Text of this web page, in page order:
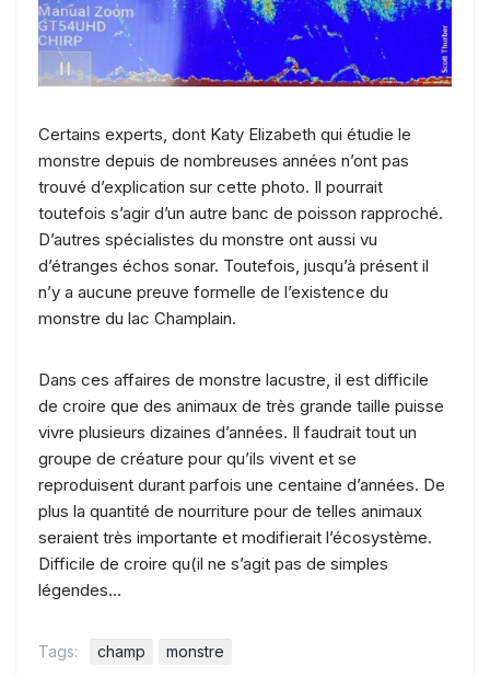
Certains experts, dont Katy Elizabeth qui étudie le
monstre depuis de nombreuses années n’ont pas
trouvé d’explication sur cette photo. Il pourrait
toutefois s’agir d’un autre banc de poisson rapproché.
D’autres spécialistes du monstre ont aussi vu
d’étranges échos sonar. Toutefois, jusqu’à présent il
n’y a aucune preuve formelle de l’existence du
monstre du lac Champlain.
Dans ces affaires de monstre lacustre, il est difficile
de croire que des animaux de très grande taille puisse
vivre plusieurs dizaines d’années. Il faudrait tout un
groupe de créature pour qu’ils vivent et se
reproduisent durant parfois une centaine d’années. De
plus la quantité de nourriture pour de telles animaux
seraient très importante et modifierait l’écosystème.
Difficile de croire qu(il ne s’agit pas de simples
légendes…
Tags: champ monstre